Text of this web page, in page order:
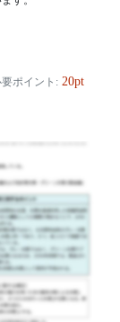
要ポイント: 20pt